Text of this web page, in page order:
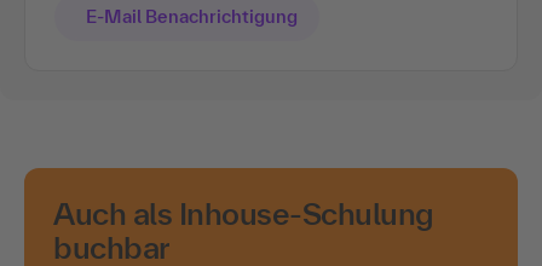
E-Mail Benachrichtigung
Auch als Inhouse-Schulung
buchbar